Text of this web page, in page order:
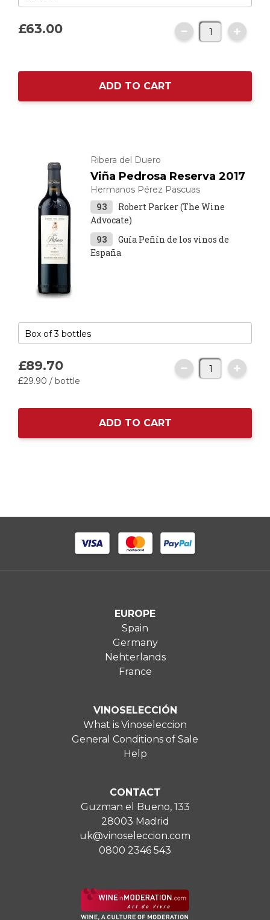
£63.00
ADD TO CART
Ribera del Duero
Viña Pedrosa Reserva 2017
Hermanos Pérez Pascuas
93
Robert Parker (The Wine
Advocate)
93
Guía Peñín de los vinos de
España
£89.70
£29.90 / bottle
ADD TO CART
EUROPE
Spain
Germany
Nehterlands
France
VINOSELECCIÓN
What is Vinoseleccion
General Conditions of Sale
Help
CONTACT
Guzman el Bueno, 133
28003 Madrid
uk@vinoseleccion.com
0800 2346 543